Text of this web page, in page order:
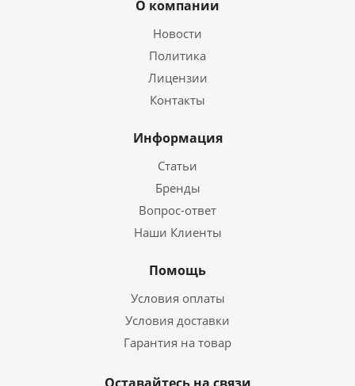
О компании
Новости
Политика
Лицензии
Контакты
Информация
Статьи
Бренды
Вопрос-ответ
Наши Клиенты
Помощь
Условия оплаты
Условия доставки
Гарантия на товар